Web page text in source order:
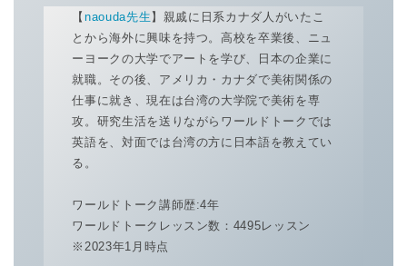
【 naouda先生 】親戚に日系カナダ人がいたこ
とから海外に興味を持つ。高校を卒業後、ニュ
ーヨークの大学でアートを学び、日本の企業に
就職。その後、アメリカ・カナダで美術関係の
仕事に就き、現在は台湾の大学院で美術を専
攻。研究生活を送りながらワールドトークでは
英語を、対面では台湾の方に日本語を教えてい
る。
ワールドトーク講師歴:4年
ワールドトークレッスン数：4495レッスン
※2023年1月時点